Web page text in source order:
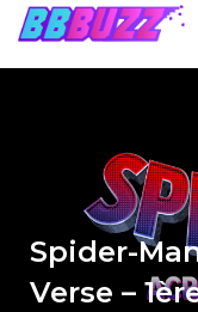
Spider-
Verse –